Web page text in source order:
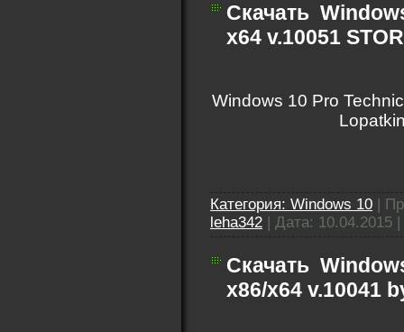
Скачать
х64 v.10051
Windows 10 Pro
Категория: Windows 10
leha342
Дата: 10.04.2015
Скачать
x86/x64 v.10041